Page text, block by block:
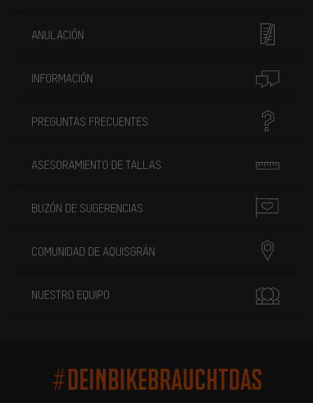
ANULACIÓN
INFORMACIÓN
PREGUNTAS FRECUENTES
ASESORAMIENTO DE TALLAS
BUZÓN DE SUGERENCIAS
COMUNIDAD DE AQUISGRÁN
NUESTRO EQUIPO
#DEINBIKEBRAUCHTDAS